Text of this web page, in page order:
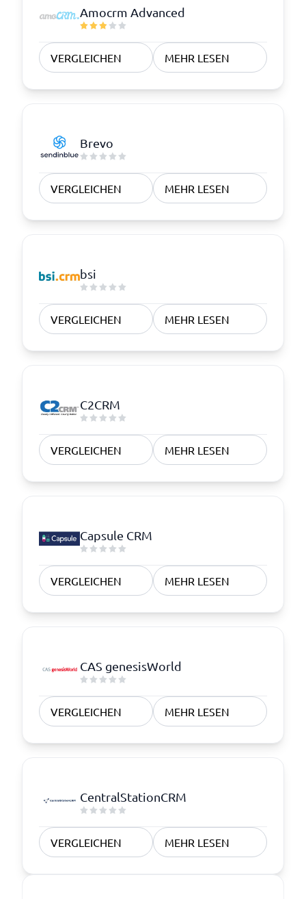
Amocrm Advanced
VERGLEICHEN MEHR LESEN
Brevo
VERGLEICHEN MEHR LESEN
bsi
VERGLEICHEN MEHR LESEN
C2CRM
VERGLEICHEN MEHR LESEN
Capsule CRM
VERGLEICHEN MEHR LESEN
CAS genesisWorld
VERGLEICHEN MEHR LESEN
CentralStationCRM
VERGLEICHEN MEHR LESEN